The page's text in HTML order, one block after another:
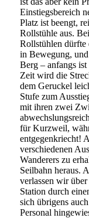
Einstiegsbereich
Platz ist beengt,
Rollstühle aus.
Rollstühlen dürfte
in Bewegung,
Berg – anfangs
Zeit wird die
dem Geruckel
Stufe zum
mit ihren zwei
für Kurzweil,
entgegenkriecht!
verschiedenen
Wanderers zu
Seilbahn heraus.
verlassen wir
Station durch
sich übrigens
Personal